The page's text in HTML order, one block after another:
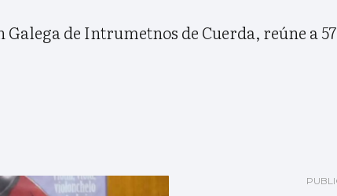
de Intrumetnos de Cuerda, reúne a 57